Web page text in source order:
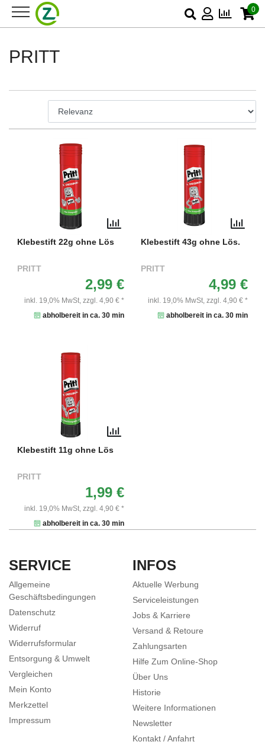
0
PRITT
Klebestift 22g ohne Lös
PRITT
2,99 €
inkl. 19,0% MwSt, zzgl. 4,90 € *
abholbereit in ca. 30 min
Klebestift 43g ohne Lös.
PRITT
4,99 €
inkl. 19,0% MwSt, zzgl. 4,90 € *
abholbereit in ca. 30 min
Klebestift 11g ohne Lös
PRITT
1,99 €
inkl. 19,0% MwSt, zzgl. 4,90 € *
abholbereit in ca. 30 min
SERVICE
Allgemeine
Geschäftsbedingungen
Datenschutz
Widerruf
Widerrufsformular
Entsorgung & Umwelt
Vergleichen
Mein Konto
Merkzettel
Impressum
INFOS
Aktuelle Werbung
Serviceleistungen
Jobs & Karriere
Versand & Retoure
Zahlungsarten
Hilfe Zum Online-Shop
Über Uns
Historie
Weitere Informationen
Newsletter
Kontakt / Anfahrt